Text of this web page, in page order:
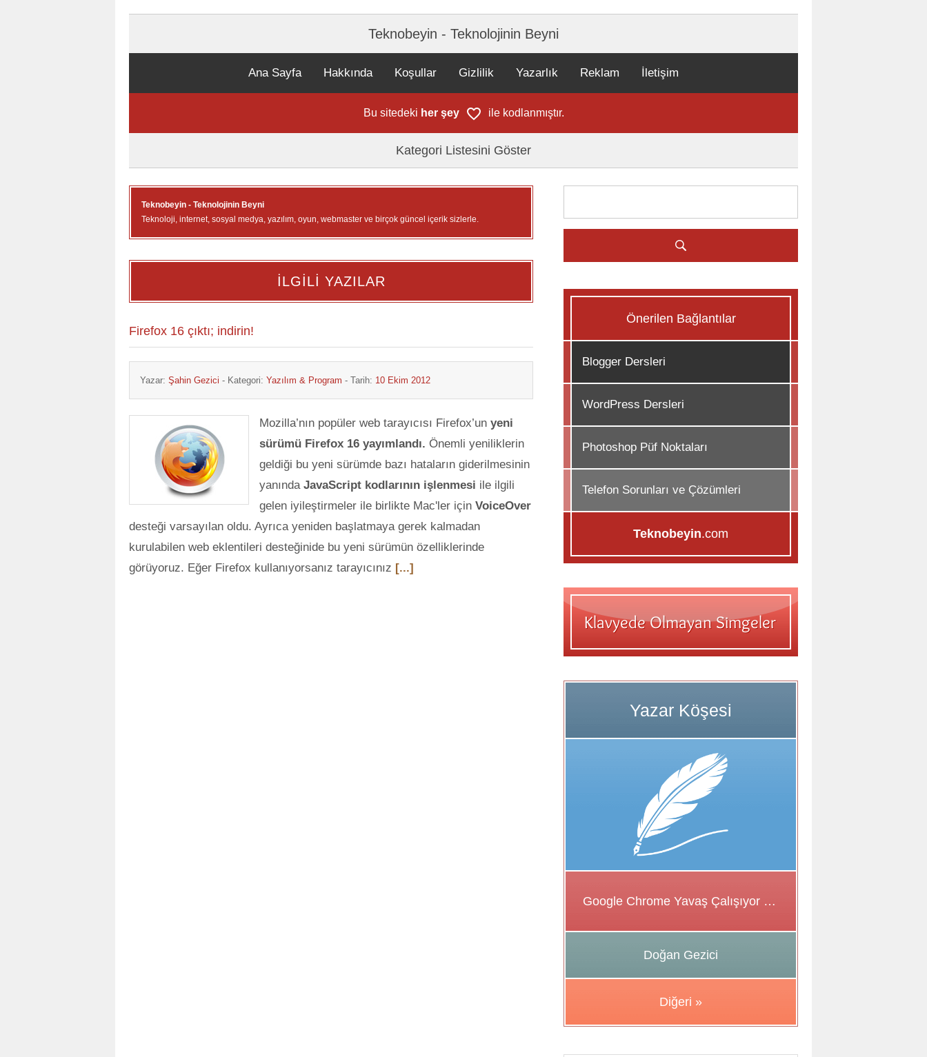
Teknobeyin - Teknolojinin Beyni
Ana Sayfa Hakkında Koşullar Gizlilik Yazarlık Reklam İletişim
Bu sitedeki her şey ile kodlanmıştır.
Kategori Listesini Göster
Teknobeyin - Teknolojinin Beyni
Teknoloji, internet, sosyal medya, yazılım, oyun, webmaster ve birçok güncel içerik sizlerle.
İLGİLİ YAZILAR
Firefox 16 çıktı; indirin!
Yazar: Şahin Gezici - Kategori: Yazılım & Program - Tarih: 10 Ekim 2012
Mozilla’nın popüler web tarayıcısı Firefox’un yeni
sürümü Firefox 16 yayımlandı. Önemli yeniliklerin
geldiği bu yeni sürümde bazı hataların giderilmesinin
yanında JavaScript kodlarının işlenmesi ile ilgili
gelen iyileştirmeler ile birlikte Mac'ler için VoiceOver
desteği varsayılan oldu. Ayrıca yeniden başlatmaya gerek kalmadan
kurulabilen web eklentileri desteğinide bu yeni sürümün özelliklerinde
görüyoruz. Eğer Firefox kullanıyorsanız tarayıcınız [...]
Önerilen Bağlantılar
Blogger Dersleri
WordPress Dersleri
Photoshop Püf Noktaları
Telefon Sorunları ve Çözümleri
Teknobeyin.com
Google Chrome Yavaş Çalışıyor Sorunu için Çözüm Önerileri
Doğan Gezici
Diğeri »